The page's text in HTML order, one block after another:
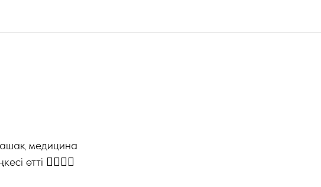
медицина
өтті 👩‍⚕️👨‍⚕️